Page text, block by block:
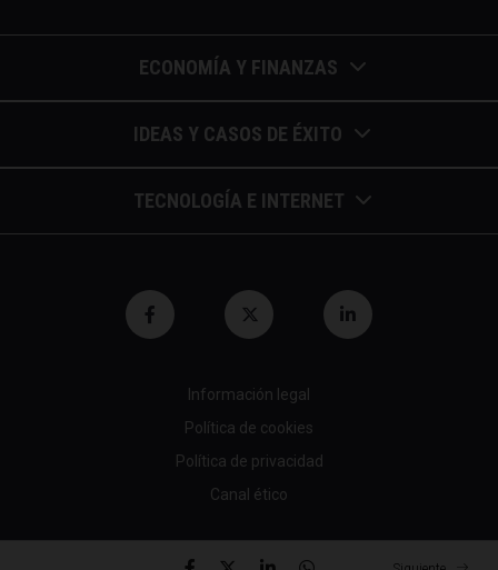
ECONOMÍA Y FINANZAS
Barómetros de sueldos
Economía colaborativa
Economía para Pymes
Fiscalidad y hacienda
IDEAS Y CASOS DE ÉXITO
Calendario de eventos
Casos de éxito
Entrevistas / autores
Gestión y liderazgo
Psicología y coaching
TECNOLOGÍA E INTERNET
Blockchain y similares
Tecnología en empresas
Información legal
Política de cookies
Política de privacidad
Canal ético